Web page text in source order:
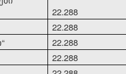
22.288
22.288
“ 22.288
22.288